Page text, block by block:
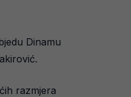
Dinamu
razmjera